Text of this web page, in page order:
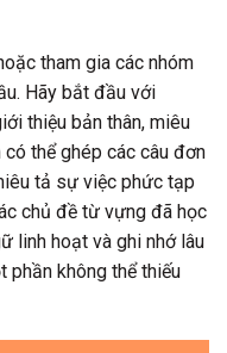
tham gia các nhóm
Hãy bắt đầu với
thiệu bản thân, miêu
thể ghép các câu đơn
tả sự việc phức tạp
chủ đề từ vựng đã học
linh hoạt và ghi nhớ lâu
phần không thể thiếu